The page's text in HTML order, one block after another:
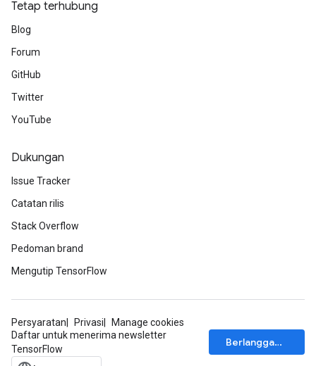
Tetap terhubung
Blog
Forum
GitHub
Twitter
YouTube
Dukungan
Issue Tracker
Catatan rilis
Stack Overflow
Pedoman brand
Mengutip TensorFlow
Persyaratan Privasi
Manage cookies
Daftar untuk menerima newsletter
TensorFlow
Berlangganan